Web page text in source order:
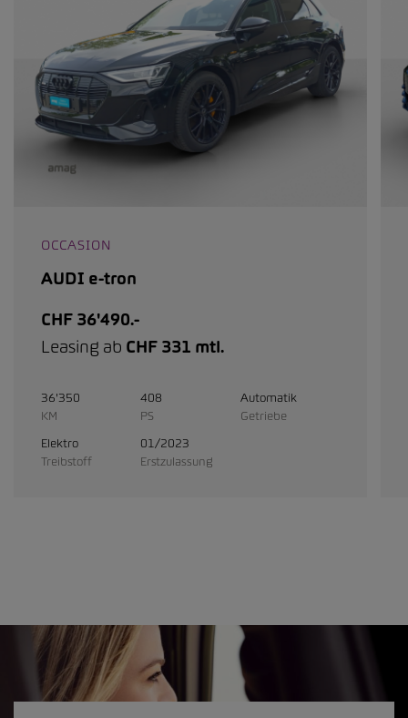
OCCASION
AUDI e-tron
CHF 36'490.-
Leasing ab CHF 331 mtl.
36'350
KM
408
PS
Automatik
Getriebe
Elektro
Treibstoff
01/2023
Erstzulassung